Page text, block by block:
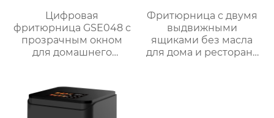
Цифровая
фритюрница GSE048 с
прозрачным окном
для домашнего
Фритюрница с двумя
выдвижными
ящиками без масла
для дома и ресторана